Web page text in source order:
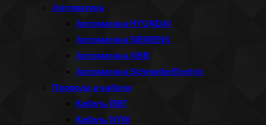
Автоматика
Автоматика HYUNDAI
Автоматика SIEMENS
Автоматика ABB
Автоматика SchneiderElectric
Провода и кабели
Кабель ВВГ
Кабель NYM